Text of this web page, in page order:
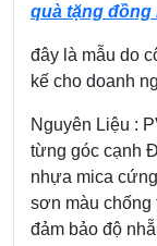
quà tặng đồng
đây là mẫu do
kế cho doanh
Nguyên Liệu :
từng góc cạnh
nhựa mica
sơn màu chống
đảm bảo độ